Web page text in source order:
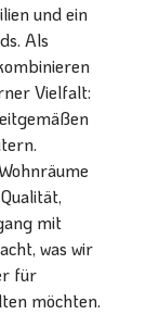
und ein
Als
Vielfalt:
mit
was wir
für
möchten.